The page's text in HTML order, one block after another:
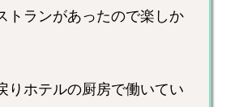
トランがあったので楽しか
りホテルの厨房で働いてい